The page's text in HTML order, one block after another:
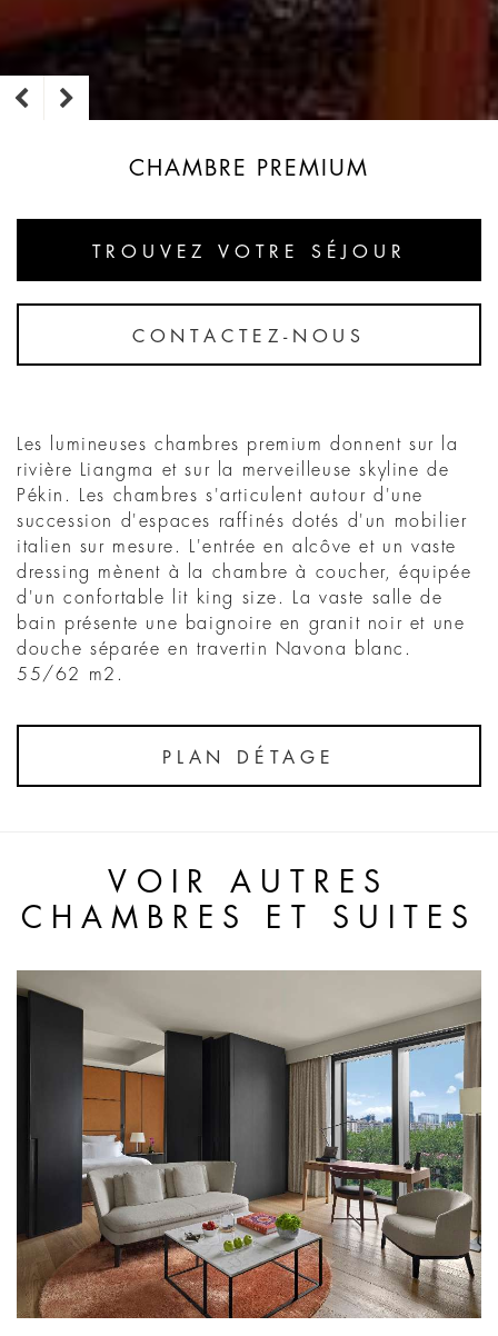
CHAMBRE PREMIUM
TROUVEZ VOTRE SÉJOUR
CONTACTEZ-NOUS
Les lumineuses chambres premium donnent sur la
rivière Liangma et sur la merveilleuse skyline de
Pékin. Les chambres s'articulent autour d'une
succession d'espaces raffinés dotés d'un mobilier
italien sur mesure. L'entrée en alcôve et un vaste
dressing mènent à la chambre à coucher, équipée
d'un confortable lit king size. La vaste salle de
bain présente une baignoire en granit noir et une
douche séparée en travertin Navona blanc.
55/62 m2.
PLAN DÉTAGE
VOIR AUTRES
CHAMBRES ET SUITES